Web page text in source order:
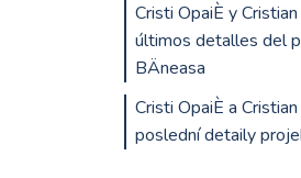
Cristi OpaiÈ y
últimos detalles del
BÄneasa
Cristi OpaiÈ a
poslední detaily